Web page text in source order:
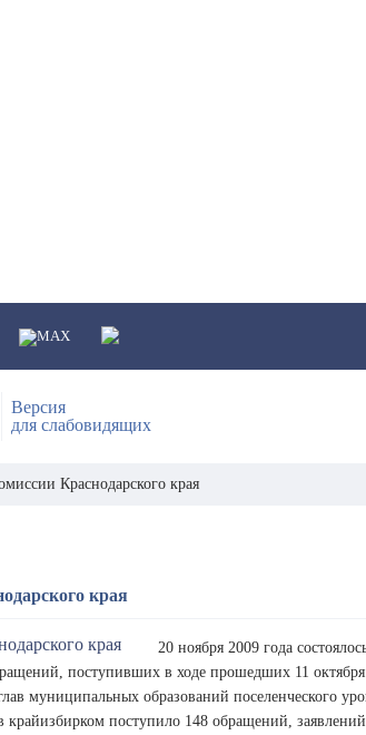
Версия
для слабовидящих
Краснодарского края
края
20 ноября 2009 года
поступивших в ходе прошедших 11
муниципальных образований поселенческого
поступило 148 обращений,